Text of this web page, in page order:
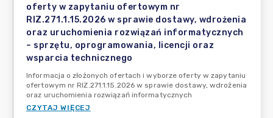
oferty w zapytaniu ofertowym nr
RIZ.271.1.15.2026 w sprawie dostawy, wdrożenia
oraz uruchomienia rozwiązań informatycznych
– sprzętu, oprogramowania, licencji oraz
wsparcia technicznego
Informacja o złożonych ofertach i wyborze oferty w zapytaniu
ofertowym nr RIZ.271.1.15.2026 w sprawie dostawy, wdrożenia
oraz uruchomienia rozwiązań informatycznych
CZYTAJ WIĘCEJ